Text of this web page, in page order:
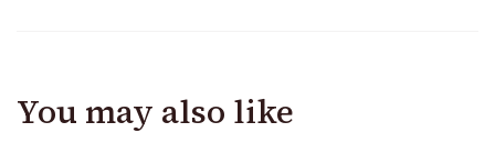
You may also like